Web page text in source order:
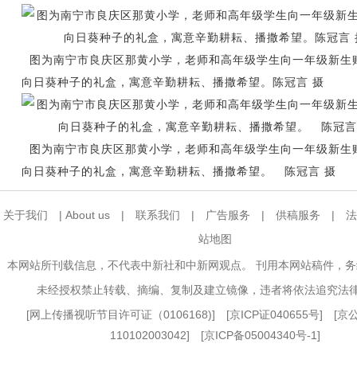
图为南宁市良庆区那黄小学，老师和高年级学生向一年级新生
向日葵种子的礼盒，寓意辛勤耕耘、播撒希望。陈冠言 摄
图为南宁市良庆区那黄小学，老师和高年级学生向一年级新生
向日葵种子的礼盒，寓意辛勤耕耘、播撒希望。 陈冠言 摄
关于我们 | About us | 联系我们 | 广告服务 | 供稿服务 |
站地图
本网站所刊载信息，不代表中新社和中新网观点。 刊用本网站稿件，
未经授权禁止转载、摘编、复制及建立镜像，违者将依法追究法
[网上传播视听节目许可证（0106168)] [京ICP证040655号] [京
110102003042] [京ICP备05004340号-1]